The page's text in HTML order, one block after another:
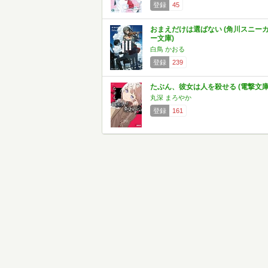
登録 45
おまえだけは選ばない (角川スニー
ー文庫)
白鳥 かおる
登録
239
たぶん、彼女は人を殺せる (電撃文
丸深 まろやか
登録
161